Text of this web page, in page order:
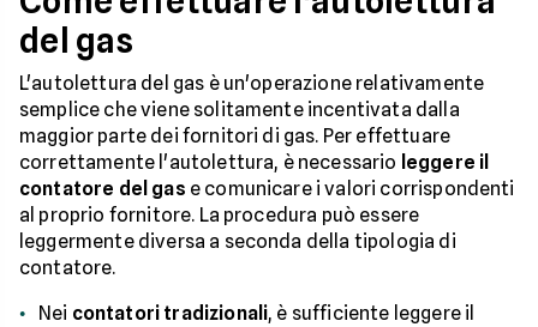
del gas
L'autolettura del gas è un'operazione relativamente
semplice che viene solitamente incentivata dalla
maggior parte dei fornitori di gas. Per effettuare
correttamente l'autolettura, è necessario leggere il
contatore del gas e comunicare i valori corrispondenti
al proprio fornitore. La procedura può essere
leggermente diversa a seconda della tipologia di
contatore.
Nei contatori tradizionali, è sufficiente leggere il